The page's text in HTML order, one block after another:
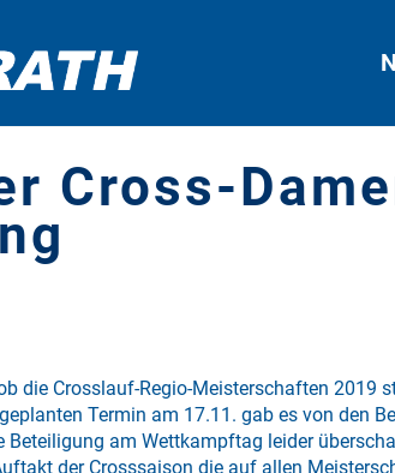
Cross-
die Crosslauf-Regio-Meisterschaften 2019
Termin am 17.11. gab es von den
Beteiligung am Wettkampftag leider
der Crosssaison die auf allen